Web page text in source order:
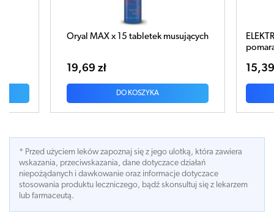
ELEKTROLITY x 7 saszetek smak
15,39 zł
DO KOSZYKA
* Przed użyciem leków zapoznaj się z jego ulotką, która zawiera
wskazania, przeciwskazania, dane dotyczace działań
niepożądanych i dawkowanie oraz informacje dotyczace
stosowania produktu leczniczego, bądź skonsultuj się z lekarzem
lub farmaceutą.